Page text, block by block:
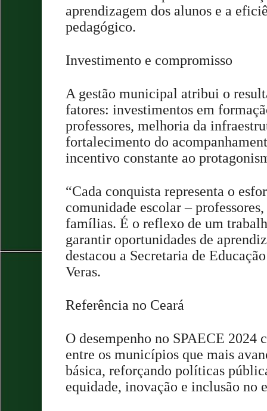
aprendizagem dos alunos e a
pedagógico.
Investimento e compromisso
A gestão municipal atribui o
fatores: investimentos em
professores, melhoria da
fortalecimento do
incentivo constante ao
“Cada conquista representa o
comunidade escolar –
famílias. É o reflexo de um
garantir oportunidades de
destacou a Secretaria de
Veras.
Referência no Ceará
O desempenho no SPAECE 2024
entre os municípios que mais
básica, reforçando políticas
equidade, inovação e inclusão no